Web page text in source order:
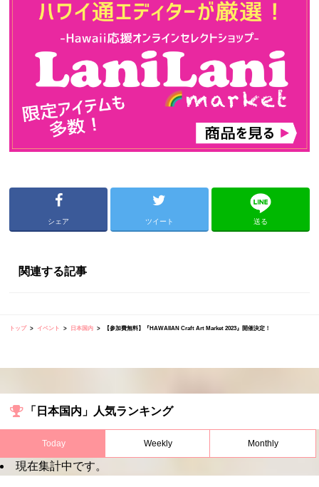
シェア ツイート 送る
関連する記事
トップ イベント 日本国内 【参加費無料】『HAWAIIAN Craft Art Market 2023』開催決定！
「日本国内」人気ランキング
Today Weekly Monthly
現在集計中です。